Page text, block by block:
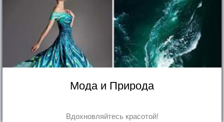
Мода и Природа
Вдохновляйтесь красотой!